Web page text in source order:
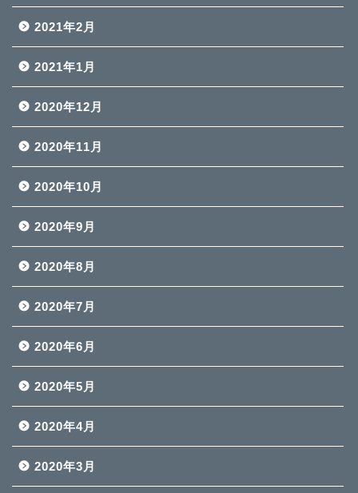
2021年2月
2021年1月
2020年12月
2020年11月
2020年10月
2020年9月
2020年8月
2020年7月
2020年6月
2020年5月
2020年4月
2020年3月